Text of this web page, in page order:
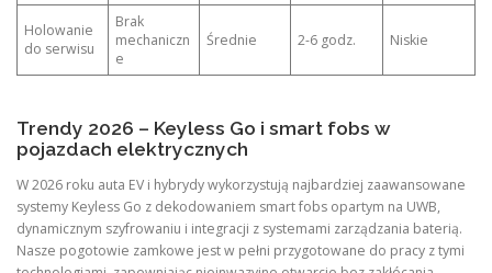
Holowanie
do serwisu
Brak
mechaniczn
e
Średnie 2-6 godz. Niskie
Trendy 2026 – Keyless Go i smart fobs w
pojazdach elektrycznych
W 2026 roku auta EV i hybrydy wykorzystują najbardziej zaawansowane
systemy Keyless Go z dekodowaniem smart fobs opartym na UWB,
dynamicznym szyfrowaniu i integracji z systemami zarządzania baterią.
Nasze pogotowie zamkowe jest w pełni przygotowane do pracy z tymi